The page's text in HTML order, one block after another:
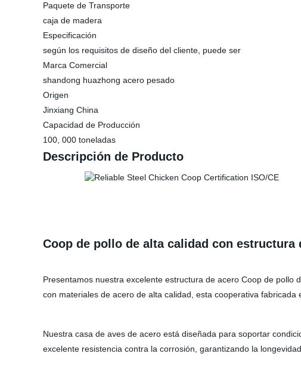
Paquete de Transporte
caja de madera
Especificación
según los requisitos de diseño del cliente, puede ser
Marca Comercial
shandong huazhong acero pesado
Origen
Jinxiang China
Capacidad de Producción
100, 000 toneladas
Descripción de Producto
Coop de pollo de alta calidad con estructura
Presentamos nuestra excelente estructura de acero Coop de
con materiales de acero de alta calidad, esta cooperativa
Nuestra casa de aves de acero está diseñada para soportar
excelente resistencia contra la corrosión, garantizando la